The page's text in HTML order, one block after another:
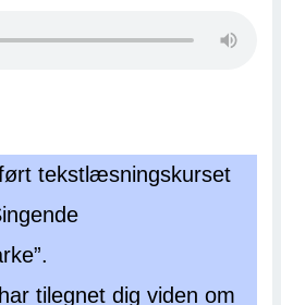
tekstlæsningskurset
tilegnet dig viden om